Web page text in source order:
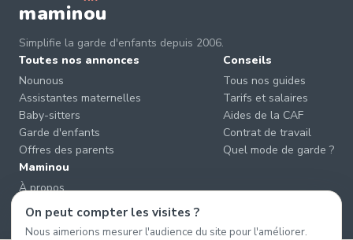
maminou
Simplifie la garde d'enfants depuis 2006.
Toutes nos annonces
Nounous
Assistantes maternelles
Baby-sitters
Garde d'enfants
Offres des parents
Conseils
Tous nos guides
Tarifs et salaires
Aides de la CAF
Contrat de travail
Quel mode de garde ?
Maminou
À propos
Nous contacter
Éviter les arnaques
On peut compter les visites ?
Nous aimerions mesurer l'audience du site pour l'améliorer.